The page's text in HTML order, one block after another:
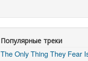
Популярные треки
The Only Thing They Fear